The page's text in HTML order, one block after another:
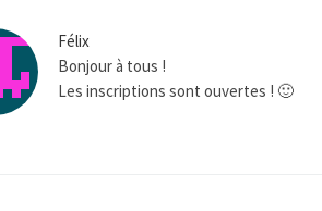
Félix
Bonjour à tous !
Les inscriptions sont ouvertes ! 🙂